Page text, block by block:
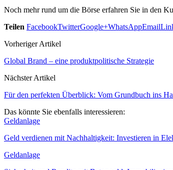
Noch mehr rund um die Börse erfahren Sie in den
Teilen FacebookTwitterGoogle+WhatsAppEmail
Vorheriger Artikel
Global Brand – eine produktpolitische Strategie
Nächster Artikel
Für den perfekten Überblick: Vom Grundbuch ins
Das könnte Sie ebenfalls interessieren:
Geldanlage
Geld verdienen mit Nachhaltigkeit: Investieren in
Geldanlage